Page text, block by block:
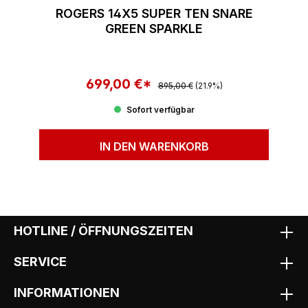
ROGERS 14X5 SUPER TEN SNARE
GREEN SPARKLE
Verkaufspreis:
699,00 €* Regulärer Preis:
895,00 € (21.9%)
Sofort verfügbar
IN DEN WARENKORB
HOTLINE / ÖFFNUNGSZEITEN
SERVICE
INFORMATIONEN